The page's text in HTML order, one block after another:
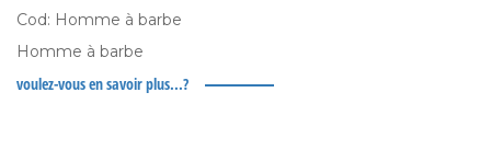
Cod: Homme à barbe
Homme à barbe
voulez-vous en savoir plus...?